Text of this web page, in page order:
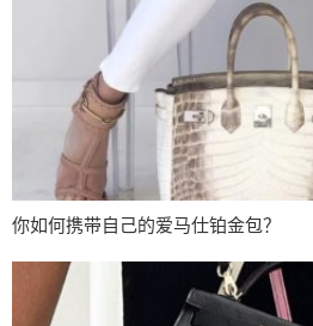
你如何携带自己的爱马仕铂金包？